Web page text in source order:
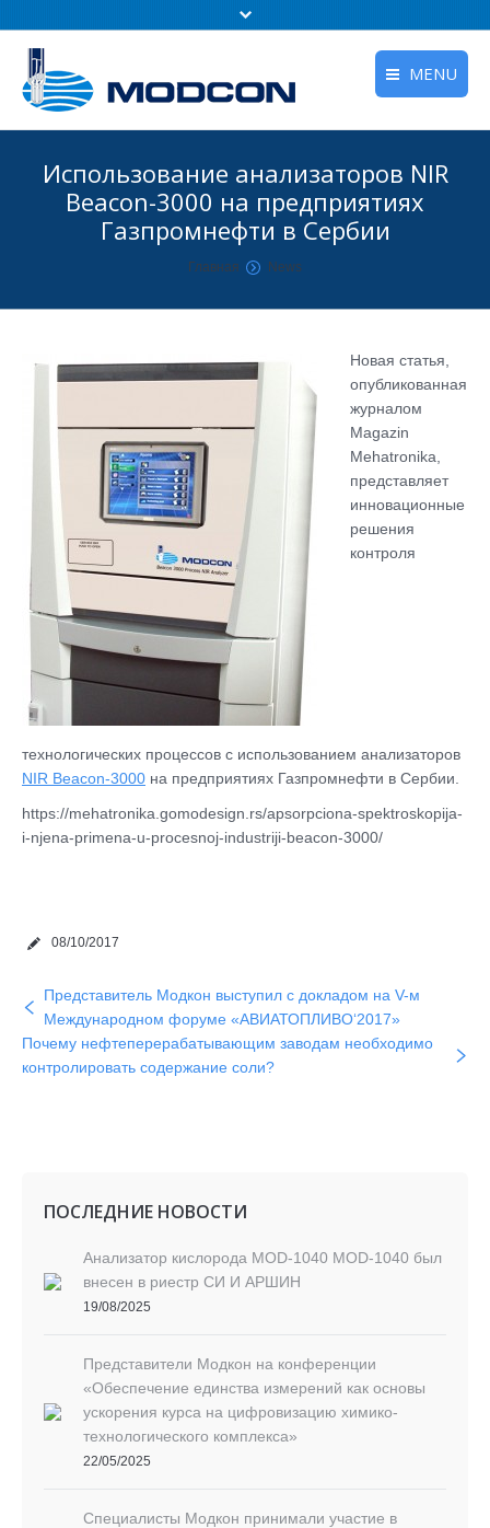
MENU
Pешения
О нас
Наши вебинары
Обратная Связь
Использование анализаторов NIR
Beacon-3000 на предприятиях
Газпромнефти в Сербии
Главная News
Новая статья,
опубликованная
журналом
Magazin
Mehatronika,
представляет
инновационные
решения
контроля
технологических процессов с использованием анализаторов
NIR Beacon-3000 на предприятиях Газпромнефти в Сербии.
https://mehatronika.gomodesign.rs/apsorpciona-spektroskopija-
i-njena-primena-u-procesnoj-industriji-beacon-3000/
08/10/2017
Представитель Модкон выступил с докладом на V-м
Международном форуме «АВИАТОПЛИВО‘2017»
Почему нефтеперерабатывающим заводам необходимо
контролировать содержание соли?
ПОСЛЕДНИЕ НОВОСТИ
Aнализатор кислорода MOD-1040 MOD-1040 был
внесен в риестр СИ И АРШИН
19/08/2025
Представители Модкон на конференции
«Обеспечение единства измерений как основы
ускорения курса на цифровизацию химико-
технологического комплекса»
22/05/2025
Специалисты Модкон принимали участие в